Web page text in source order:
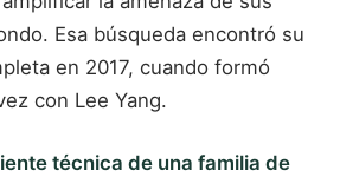
Esa búsqueda encontró su
en 2017, cuando formó
con Lee Yang.
técnica de una familia de